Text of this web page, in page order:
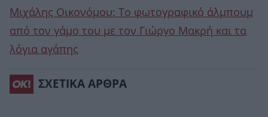
Μιχάλης Οικονόμου: Το φωτογραφικό άλμπουμ
από τον γάμο του με τον Γιώργο Μακρή και τα
λόγια αγάπης
ΣΧΕΤΙΚΑ ΑΡΘΡΑ